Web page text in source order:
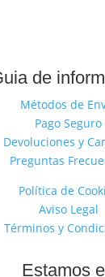
de
Métodos de
Pago Seguro
Devoluciones y
Preguntas
Política de
Aviso Legal
Términos y
Estamos